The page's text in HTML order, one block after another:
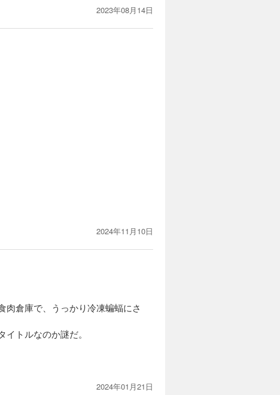
2023年08月14日
2024年11月10日
肉倉庫で、うっかり冷凍蝙蝠にさ
トルなのか謎だ。
2024年01月21日